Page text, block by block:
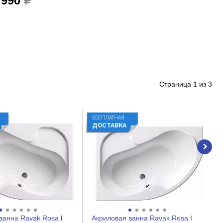
Страница 1 из 3
Ravak Rosa l
БЕСПЛАТНАЯ
ДОСТАВКА
Акриловая ванна Ravak Rosa I